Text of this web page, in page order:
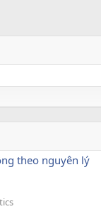
theo nguyên lý